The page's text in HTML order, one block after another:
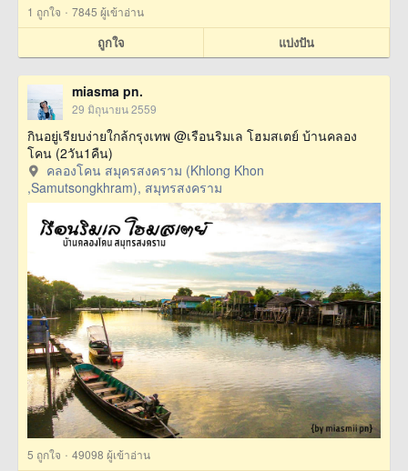
1 ถูกใจ · 7845 ผู้เข้าอ่าน
ถูกใจ แบ่งปัน
miasma pn.
29 มิถุนายน 2559
กินอยู่เรียบง่ายใกล้กรุงเทพ @เรือนริมเล โฮมสเตย์ บ้านคลอง
โคน (2วัน1คืน)
คลองโคน สมุครสงคราม (Khlong Khon
,Samutsongkhram), สมุทรสงคราม
5 ถูกใจ · 49098 ผู้เข้าอ่าน